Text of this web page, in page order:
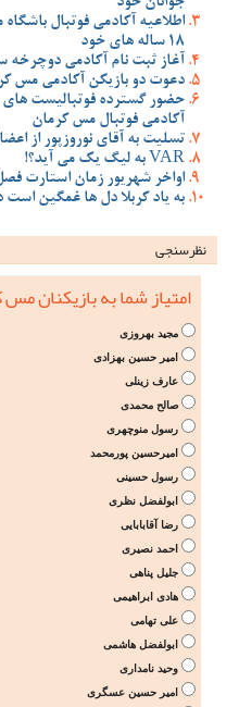
اطلاعیه آکادمی فوتبال
18 ساله های خود
آغاز ثبت نام آکادمی
دعوت دو بازیکن آکادمی مس
حضور گسترده فوتبالیست
آکادمی فوتبال مس کرمان
تسلیت به آقای نوروزپور از
VAR به لیگ یک می آید؟!
اواخر شهریور زمان استارت
به یاد کربلا دل ها غمگین
نظرسنجی
امتیاز شما به بازیکنان
مجید بهروزی
امیر حسین بهزادی
عارف زینلی
صالح محمدی
رسول منوچهری
امیرحسین پورمحمد
رسول حسینی
ابولفضل نظری
رضا آقابابایی
احمد نصیری
جلیل پناهی
هادی ابراهیمی
علی تهامی
ابولفضل هاشمی
وحید نامداری
امیر حسین عسگری